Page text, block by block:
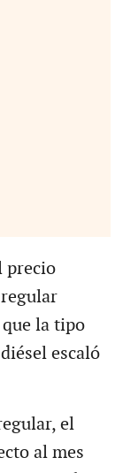
precio
la tipo
escaló
el
al mes